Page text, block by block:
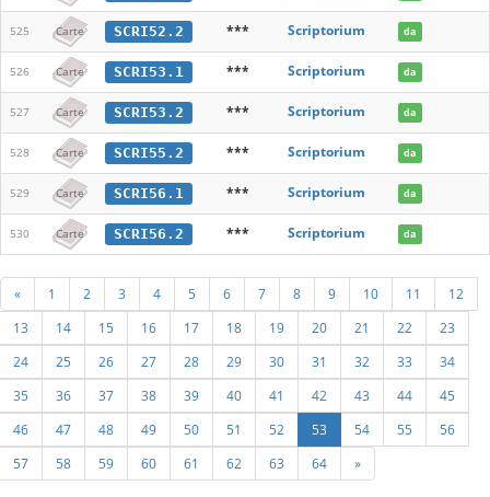
525 Carte SCRI52.2 *** Scriptorium da
526 Carte SCRI53.1 *** Scriptorium da
527 Carte SCRI53.2 *** Scriptorium da
528 Carte SCRI55.2 *** Scriptorium da
529 Carte SCRI56.1 *** Scriptorium da
530 Carte SCRI56.2 *** Scriptorium da
« 1 2 3 4 5 6 7 8 9 10 11
12
13
14 15 16 17 18 19 20 21 22
23
24
25 26 27 28 29 30 31 32 33
34
35
36 37 38 39 40 41 42 43 44
45
46
47 48 49 50 51 52 53 54 55
56
57
58 59 60 61 62 63 64 »